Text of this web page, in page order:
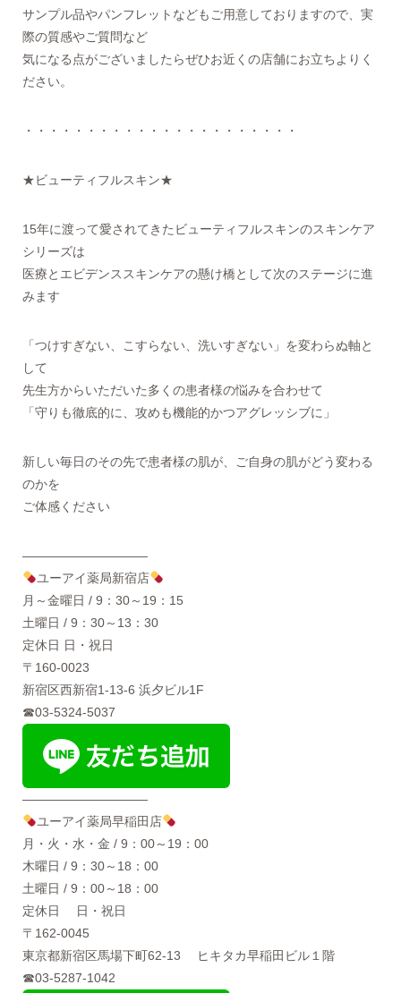
サンプル品やパンフレットなどもご用意しておりますので、実
際の質感やご質問など
気になる点がございましたらぜひお近くの店舗にお立ちよりく
ださい。
・・・・・・・・・・・・・・・・・・・・・・
★ビューティフルスキン★
15年に渡って愛されてきたビューティフルスキンのスキンケア
シリーズは
医療とエビデンススキンケアの懸け橋として次のステージに進
みます
「つけすぎない、こすらない、洗いすぎない」を変わらぬ軸と
して
先生方からいただいた多くの患者様の悩みを合わせて
「守りも徹底的に、攻めも機能的かつアグレッシブに」
新しい毎日のその先で患者様の肌が、ご自身の肌がどう変わる
のかを
ご体感ください
――――――――――
ユーアイ薬局新宿店
月～金曜日 / 9：30～19：15
土曜日 / 9：30～13：30
定休日 日・祝日
〒160-0023
新宿区西新宿1-13-6 浜夕ビル1F
☎03-5324-5037
――――――――――
ユーアイ薬局早稲田店
月・火・水・金 / 9：00～19：00
木曜日 / 9：30～18：00
土曜日 / 9：00～18：00
定休日 日・祝日
〒162-0045
東京都新宿区馬場下町62-13 ヒキタカ早稲田ビル１階
☎03-5287-1042